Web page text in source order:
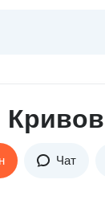
Кривов
Чат